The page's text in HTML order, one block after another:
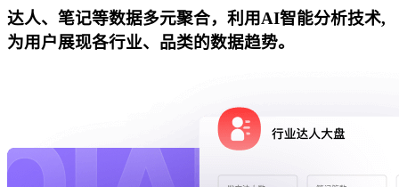
达人、笔记等数据多元聚合，利用AI智能分析技术,
为用户展现各行业、品类的数据趋势。